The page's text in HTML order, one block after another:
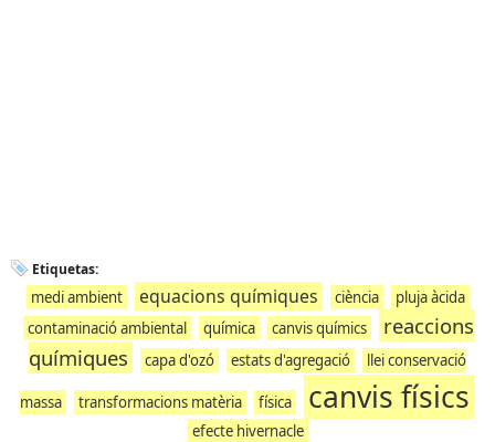
Etiquetas:
medi ambient equacions químiques ciència
pluja àcida
contaminació ambiental
química canvis químics
reaccions
químiques
capa d'ozó estats d'agregació llei conservació
massa transformacions matèria física canvis físics
efecte hivernacle